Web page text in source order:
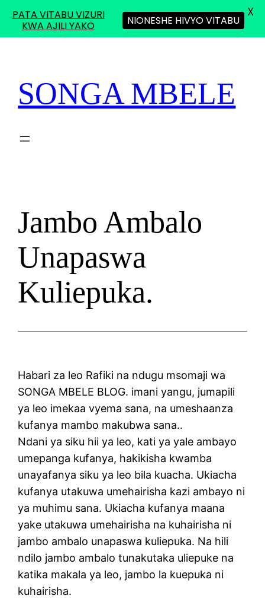
content
SONGA MBELE
Jambo Ambalo
Unapaswa
Kuliepuka.
Habari za leo Rafiki na ndugu msomaji wa
SONGA MBELE BLOG. imani yangu, jumapili
ya leo imekaa vyema sana, na umeshaanza
kufanya mambo makubwa sana..
Ndani ya siku hii ya leo, kati ya yale ambayo
umepanga kufanya, hakikisha kwamba
unayafanya siku ya leo bila kuacha. Ukiacha
kufanya utakuwa umehairisha kazi ambayo ni
ya muhimu sana. Ukiacha kufanya maana
yake utakuwa umehairisha na kuhairisha ni
jambo ambalo unapaswa kuliepuka. Na hili
ndilo jambo ambalo tunakutaka uliepuke na
katika makala ya leo, jambo la kuepuka ni
kuhairisha.
PATA VITABU VIZURI
KWA AJILI YAKO
NIONESHE HIVYO VITABU
X